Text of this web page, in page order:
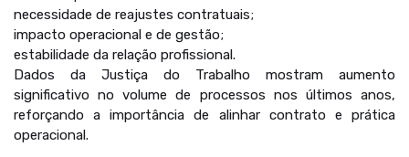
necessidade de reajustes contratuais;
impacto operacional e de gestão;
estabilidade da relação profissional.
Dados da Justiça do Trabalho mostram aumento
significativo no volume de processos nos últimos anos,
reforçando a importância de alinhar contrato e prática
operacional.